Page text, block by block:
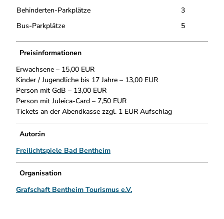
Behinderten-Parkplätze
3
Bus-Parkplätze
5
Preisinformationen
Erwachsene – 15,00 EUR
Kinder / Jugendliche bis 17 Jahre – 13,00 EUR
Person mit GdB – 13,00 EUR
Person mit Juleica-Card – 7,50 EUR
Tickets an der Abendkasse zzgl. 1 EUR Aufschlag
Autor:in
Freilichtspiele Bad Bentheim
Organisation
Grafschaft Bentheim Tourismus e.V.